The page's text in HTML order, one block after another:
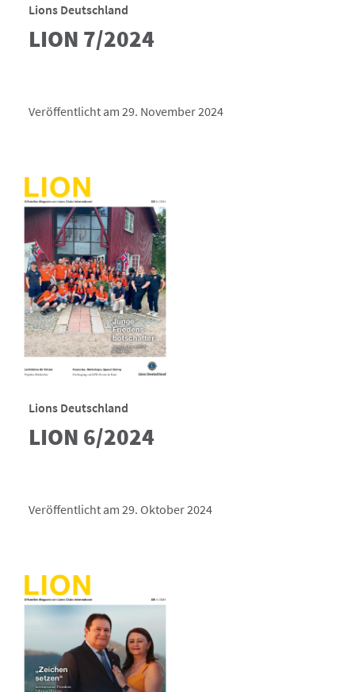
Lions Deutschland
LION 7/2024
Veröffentlicht am 29. November 2024
Lions Deutschland
LION 6/2024
Veröffentlicht am 29. Oktober 2024